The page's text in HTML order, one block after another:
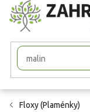
Přejít
na
obsah
Floxy (Plaménky)